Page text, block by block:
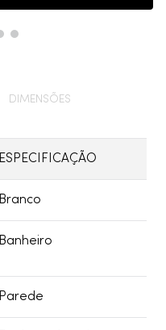
DIMENSÕES
ESPECIFICAÇÃO
Branco
Banheiro
Parede